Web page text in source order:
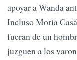
apoyar a Wanda
Incluso Moria
fueran de un
juzguen a los